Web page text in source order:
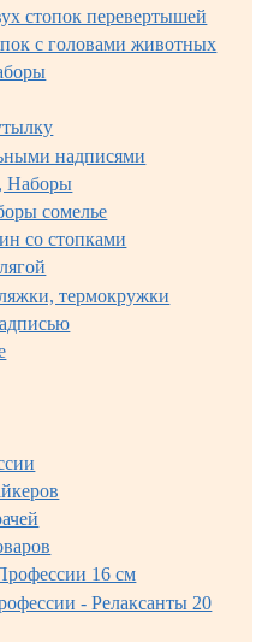
стопок перевертышей
с головами животных
надписями
Наборы
сомелье
со стопками
термокружки
16 см
- Релаксанты 20